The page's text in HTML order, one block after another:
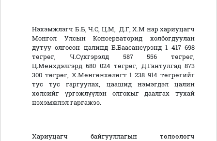
Нэхэмжлэгч Б.Б, Ч.С, Ц.М, Д.Г, Х.М нар хариуцагч
Монгол Улсын Консерваторид холбогдуулан
дутуу олгосон цалинд Б.Баасансүрэнд 1 417 698
төгрөг, Ч.Сүхгэрэлд 587 556 төгрөг,
Ц.Мөнхдэлгэрд 680 024 төгрөг, Д.Гантулгад 873
300 төгрөг, Х.Мөнгөнхөлөгт 1 238 914 төгрөгийг
тус тус гаргуулах, цаашид нэмэгдэл цалин
хөлсийг үргэжлүүлэн олгохыг даалгах тухай
нэхэмжлэл гаргажээ.
Хариуцагч байгууллагын төлөөлөгч